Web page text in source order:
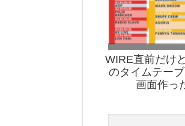
WIRE直前だけ
のタイムテー
画面作っ